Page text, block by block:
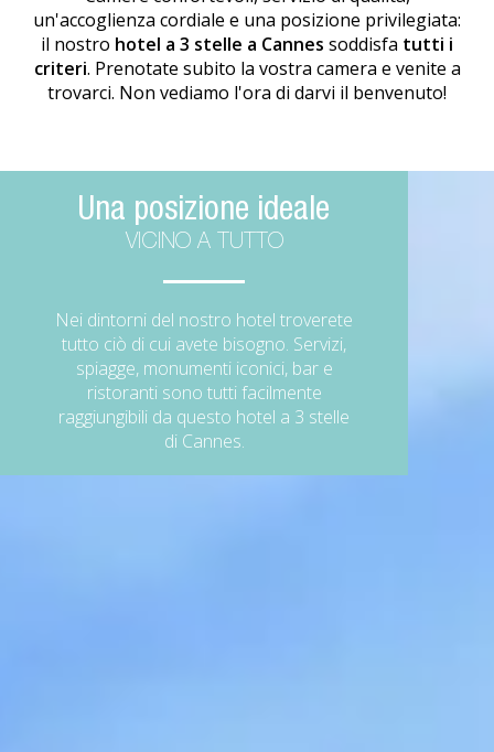
un'accoglienza cordiale e una posizione privilegiata:
il nostro hotel a 3 stelle a Cannes soddisfa tutti i
criteri. Prenotate subito la vostra camera e venite a
trovarci. Non vediamo l'ora di darvi il benvenuto!
Una posizione ideale
VICINO A TUTTO
Nei dintorni del nostro hotel troverete
tutto ciò di cui avete bisogno. Servizi,
spiagge, monumenti iconici, bar e
ristoranti sono tutti facilmente
raggiungibili da questo hotel a 3 stelle
di Cannes.